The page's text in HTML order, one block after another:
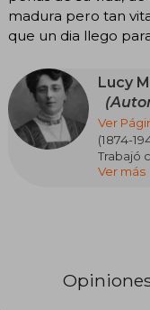
madura pero tan
que un dia llego
Lucy
Ver
(1874-
Trabajó
y como
Ver más